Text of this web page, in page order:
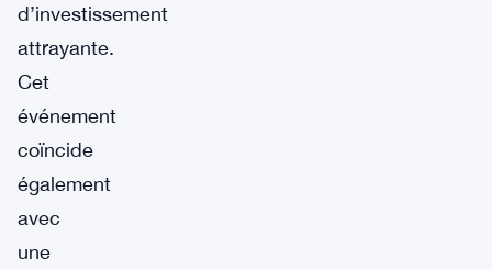
d’investissement
attrayante.
Cet
événement
coïncide
également
avec
une